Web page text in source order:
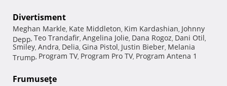
Divertisment
Meghan Markle, Kate Middleton, Kim Kardashian, Johnny
Depp, Teo Trandafir, Angelina Jolie, Dana Rogoz, Dani Otil,
Smiley, Andra, Delia, Gina Pistol, Justin Bieber, Melania
Trump, Program TV, Program Pro TV, Program Antena 1
Frumuseţe